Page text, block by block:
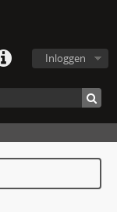
Inloggen